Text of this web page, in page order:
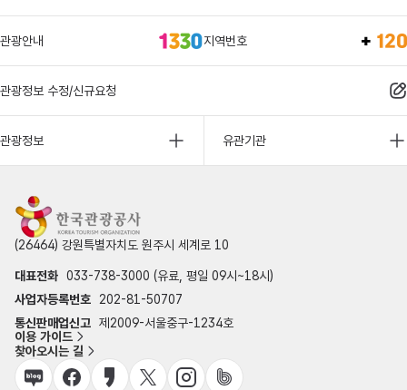
관광안내 지역번호
관광정보 수정/신규요청
관광정보 유관기관
(26464) 강원특별자치도 원주시 세계로 10
대표전화 033-738-3000 (유료, 평일 09시~18시)
사업자등록번호
202-81-50707
통신판매업신고 제2009-서울중구-1234호
이용 가이드
찾아오시는 길